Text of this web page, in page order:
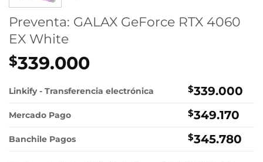
Preventa: GALAX GeForce RTX 4060
EX White
$339.000
Linkify - Transferencia electrónica $339.000
Mercado Pago $349.170
Banchile Pagos $345.780